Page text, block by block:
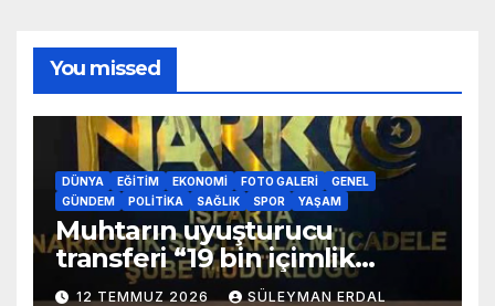
You missed
DÜNYA EĞITIM EKONOMI FOTO GALERI
GENEL
GÜNDEM
POLITIKA SAĞLIK SPOR YAŞAM
Muhtarın uyuşturucu
transferi “19 bin içimlik
uyuşturucu ele geçirildi”
12 TEMMUZ 2026 SÜLEYMAN ERDAL